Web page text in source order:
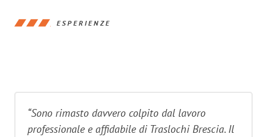
ESPERIENZE
“Sono rimasto davvero colpito dal lavoro
professionale e affidabile di Traslochi Brescia. Il